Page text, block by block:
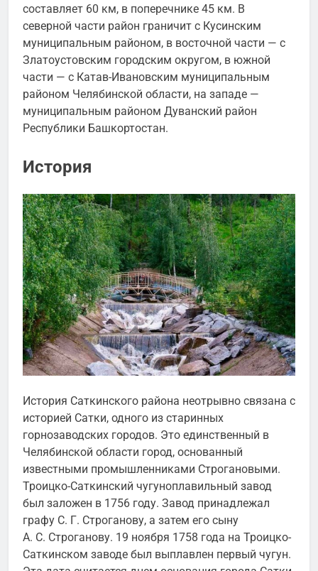
составляет 60 км, в поперечнике 45 км. В
северной части район граничит с Кусинским
муниципальным районом, в восточной части — с
Златоустовским городским округом, в южной
части — с Катав-Ивановским муниципальным
районом Челябинской области, на западе —
муниципальным районом Дуванский район
Республики Башкортостан.
История
История Саткинского района неотрывно связана с
историей Сатки, одного из старинных
горнозаводских городов. Это единственный в
Челябинской области город, основанный
известными промышленниками Строгановыми.
Троицко-Саткинский чугуноплавильный завод
был заложен в 1756 году. Завод принадлежал
графу С. Г. Строганову, а затем его сыну
А. С. Строганову. 19 ноября 1758 года на Троицко-
Саткинском заводе был выплавлен первый чугун.